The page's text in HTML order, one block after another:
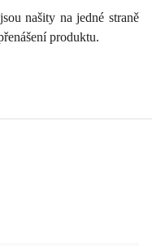
našity na jedné straně
produktu.